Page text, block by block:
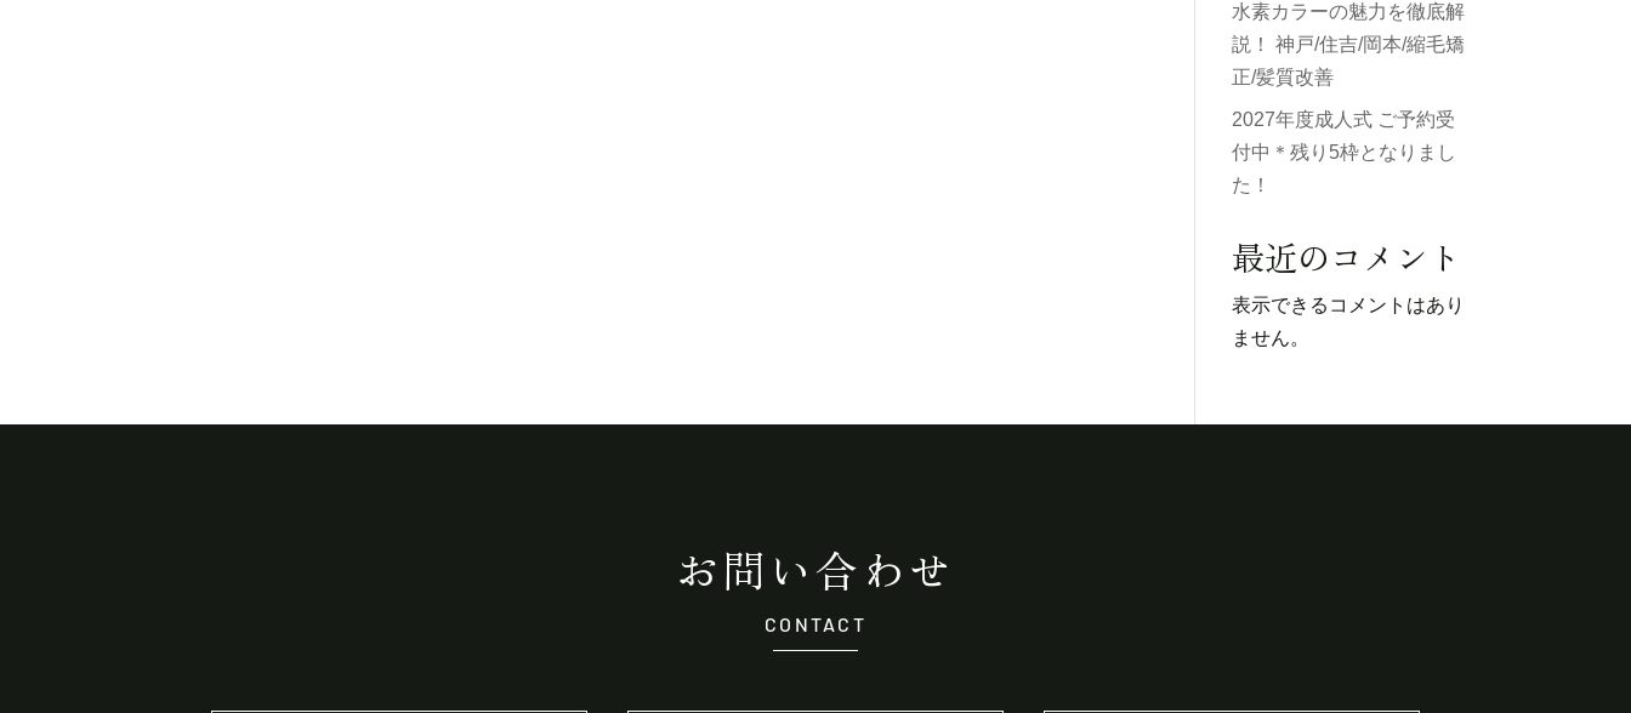
水素カラーの魅力を徹底解
説！ 神戸/住吉/岡本/縮毛矯
正/髪質改善
2027年度成人式 ご予約受
付中＊残り5枠となりまし
た！
最近のコメント
表示できるコメントはあり
ません。
お問い合わせ
CONTACT